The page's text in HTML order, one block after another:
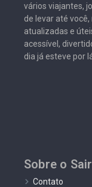
vários viajantes,
de levar até
atualizadas e
acessível,
dia já esteve por
Sobre o Sair
Contato